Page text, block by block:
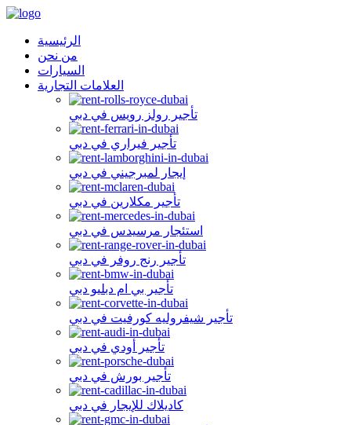
الرئيسية
من نحن
السيارات
العلامات التجارية
تأجير رولز رويس في دبي
تأجير فيراري في دبي
إيجار لمبرجيني في دبي
تأجير مكلارين في دبي
استئجار مرسيدس في دبي
تأجير رنج روفر في دبي
تأجير بي ام دبليو دبي
تأجير شيفروليه كورفيت في دبي
تأجير أودي في دبي
تأجير بورش في دبي
كاديلاك للإيجار في دبي